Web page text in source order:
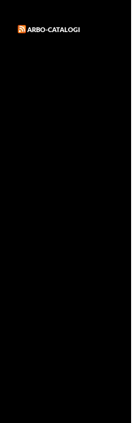
ARBO-CATALOGI